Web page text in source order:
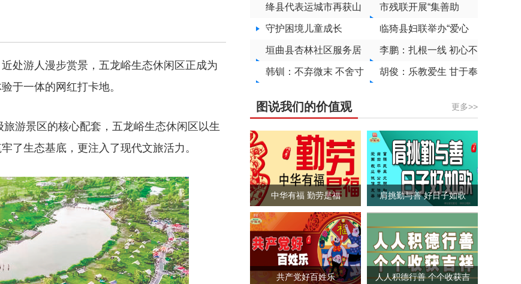
处游人漫步赏景，五龙峪生态休闲区正成为
于一体的网红打卡地。
游景区的核心配套，五龙峪生态休闲区以生
了生态基底，更注入了现代文旅活力。
未成年人犯罪”专题协
商座谈会
振兴新图景
绛县代表运城市再获山
西省青少年禁毒知识竞
赛冠军
市残联开展“集善助
残”爱心捐款活动
守护困境儿童成长 临猗县妇联举办“爱心
妈妈”关爱困境儿童活
动
垣曲县杏林社区服务居
民小记
李鹏：扎根一线 初心不
改
韩钏：不弃微末 不舍寸 胡俊：乐教爱生 甘于奉
图说我们的价值观 更多>>
中华有福 勤劳是福 肩挑勤与善 好日子如歌
共产党好百姓乐 人人积德行善 个个收获吉